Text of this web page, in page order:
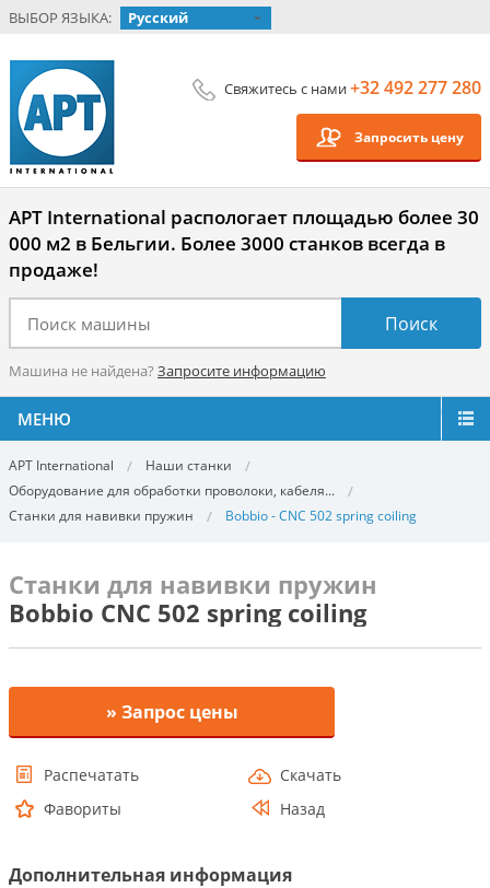
ВЫБОР ЯЗЫКА: Русский
Свяжитесь с нами+32 492 277 280
Запросить цену
APT International распологает площадью более 30
000 м2 в Бельгии. Более 3000 станков всегда в
продаже!
Машина не найдена? Запросите информацию
МЕНЮ
APT International
Наши станки
Оборудование для обработки проволоки, кабеля...
Станки для навивки пружин
Bobbio - CNC 502 spring coiling
Станки для навивки пружин
Bobbio CNC 502 spring coiling
» Запрос цены
Распечатать
Скачать
Фавориты
Назад
Дополнительная информация